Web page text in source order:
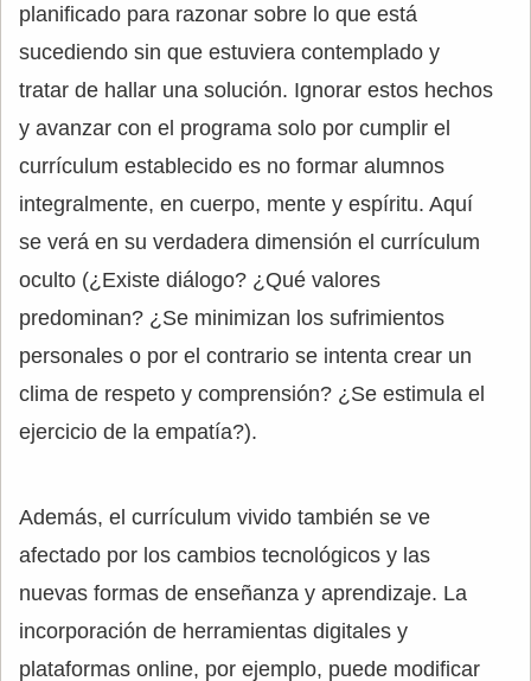
planificado para razonar sobre lo que está
sucediendo sin que estuviera contemplado y
tratar de hallar una solución. Ignorar estos hechos
y avanzar con el programa solo por cumplir el
currículum establecido es no formar alumnos
integralmente, en cuerpo, mente y espíritu. Aquí
se verá en su verdadera dimensión el currículum
oculto (¿Existe diálogo? ¿Qué valores
predominan? ¿Se minimizan los sufrimientos
personales o por el contrario se intenta crear un
clima de respeto y comprensión? ¿Se estimula el
ejercicio de la empatía?).
Además, el currículum vivido también se ve
afectado por los cambios tecnológicos y las
nuevas formas de enseñanza y aprendizaje. La
incorporación de herramientas digitales y
plataformas online, por ejemplo, puede modificar